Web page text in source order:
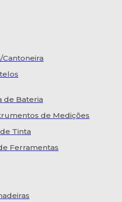
Cantoneira
de Bateria
de Medições
Tinta
Ferramentas